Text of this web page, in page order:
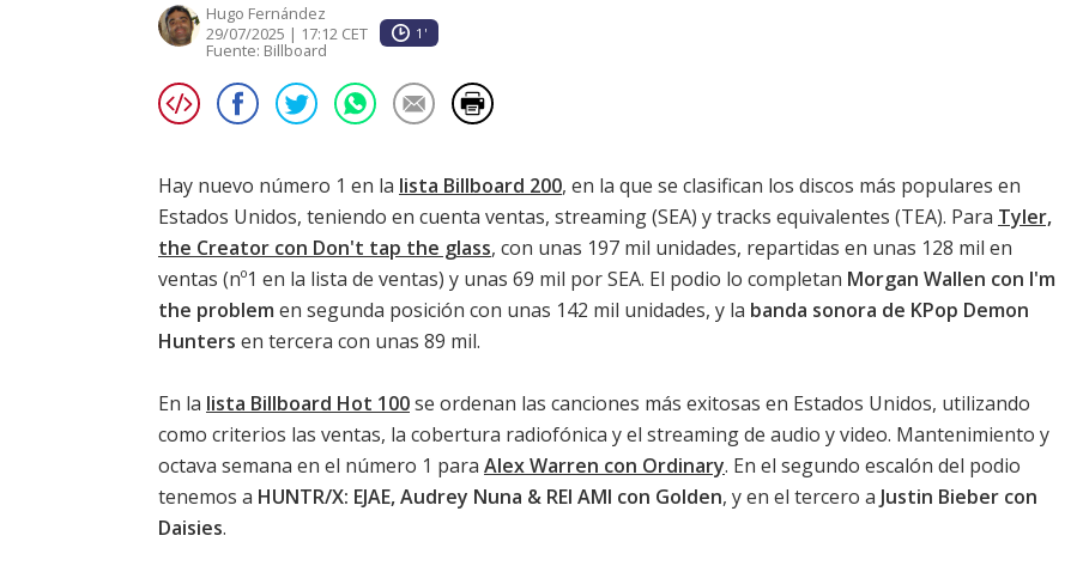
Hugo Fernández
29/07/2025 | 17:12 CET
1'
Fuente: Billboard
Hay nuevo número 1 en la lista Billboard 200, en la que se clasifican los discos más populares en
Estados Unidos, teniendo en cuenta ventas, streaming (SEA) y tracks equivalentes (TEA). Para Tyler,
the Creator con Don't tap the glass, con unas 197 mil unidades, repartidas en unas 128 mil en
ventas (nº1 en la lista de ventas) y unas 69 mil por SEA. El podio lo completan Morgan Wallen con I'm
the problem en segunda posición con unas 142 mil unidades, y la banda sonora de KPop Demon
Hunters en tercera con unas 89 mil.
En la lista Billboard Hot 100se ordenan las canciones más exitosas en Estados Unidos, utilizando
como criterios las ventas, la cobertura radiofónica y el streaming de audio y video. Mantenimiento y
octava semana en el número 1 para Alex Warren con Ordinary. En el segundo escalón del podio
tenemos a HUNTR/X: EJAE, Audrey Nuna & REI AMI con Golden, y en el tercero a Justin Bieber con
Daisies.